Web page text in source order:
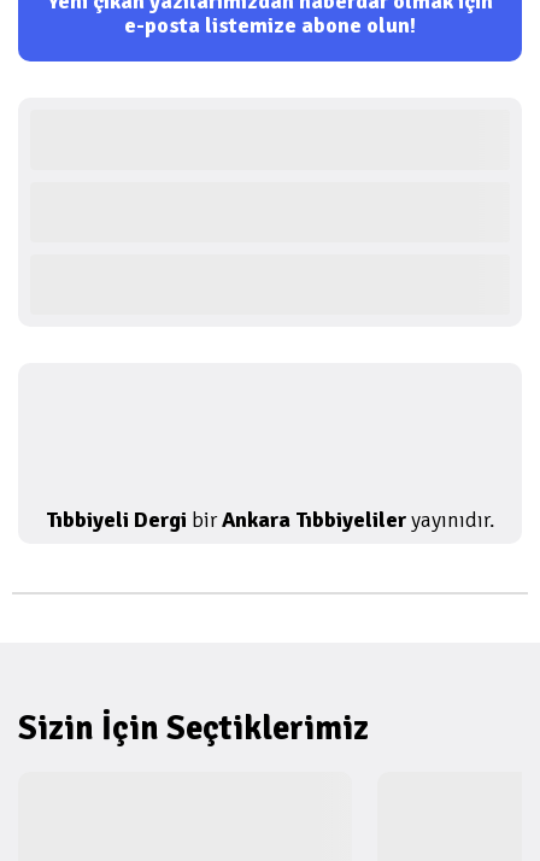
e-posta listemize abone olun!
Tıbbiyeli Dergi birAnkara Tıbbiyelileryayınıdır.
Sizin İçin Seçtiklerimiz